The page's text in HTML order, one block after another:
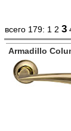
всего 179: 1 2 3
Armadillo